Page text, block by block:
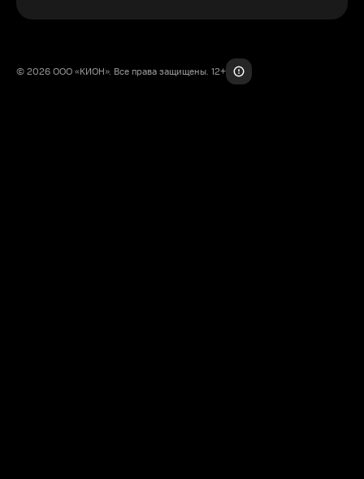
© 2026 ООО «КИОН». Все права защищены. 12+